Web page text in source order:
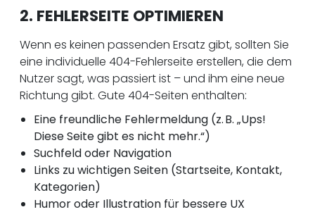
2. FEHLERSEITE OPTIMIEREN
Wenn es keinen passenden Ersatz gibt, sollten Sie
eine individuelle 404-Fehlerseite erstellen, die dem
Nutzer sagt, was passiert ist – und ihm eine neue
Richtung gibt. Gute 404-Seiten enthalten:
Eine freundliche Fehlermeldung (z. B. „Ups!
Diese Seite gibt es nicht mehr.“)
Suchfeld oder Navigation
Links zu wichtigen Seiten (Startseite, Kontakt,
Kategorien)
Humor oder Illustration für bessere UX